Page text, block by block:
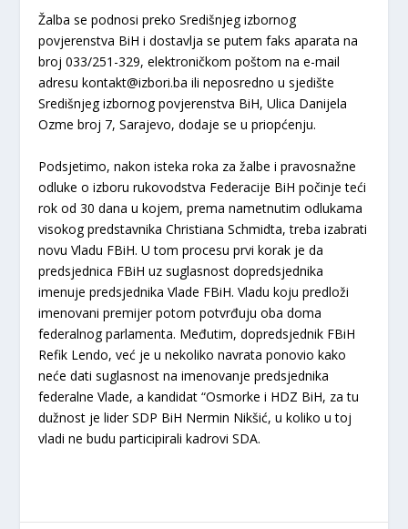
Žalba se podnosi preko Središnjeg izbornog
povjerenstva BiH i dostavlja se putem faks aparata na
broj 033/251-329, elektroničkom poštom na e-mail
adresu kontakt@izbori.ba ili neposredno u sjedište
Središnjeg izbornog povjerenstva BiH, Ulica Danijela
Ozme broj 7, Sarajevo, dodaje se u priopćenju.
Podsjetimo, nakon isteka roka za žalbe i pravosnažne
odluke o izboru rukovodstva Federacije BiH počinje teći
rok od 30 dana u kojem, prema nametnutim odlukama
visokog predstavnika Christiana Schmidta, treba izabrati
novu Vladu FBiH. U tom procesu prvi korak je da
predsjednica FBiH uz suglasnost dopredsjednika
imenuje predsjednika Vlade FBiH. Vladu koju predloži
imenovani premijer potom potvrđuju oba doma
federalnog parlamenta. Međutim, dopredsjednik FBiH
Refik Lendo, već je u nekoliko navrata ponovio kako
neće dati suglasnost na imenovanje predsjednika
federalne Vlade, a kandidat “Osmorke i HDZ BiH, za tu
dužnost je lider SDP BiH Nermin Nikšić, u koliko u toj
vladi ne budu participirali kadrovi SDA.